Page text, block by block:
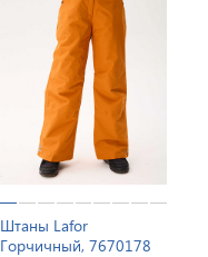
Штаны Lafor
Горчичный, 7670178